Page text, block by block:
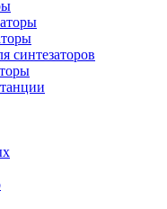
синтезаторов